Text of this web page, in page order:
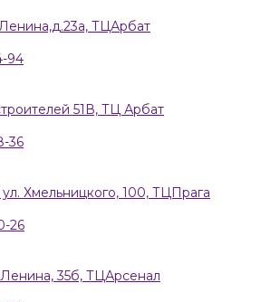
ТЦАрбат
94
51В, ТЦ Арбат
36
Хмельницкого, 100, ТЦПрага
26
35б, ТЦАрсенал